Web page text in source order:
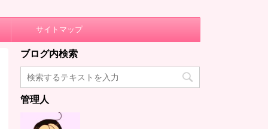
サイトマップ
ブログ内検索
管理人